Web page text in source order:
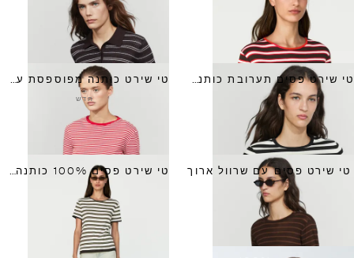
טי שירט פסים תערובת כותנה עם שרוול קצר טי שירט כותנה מפוספסת עם שרוול ארוך
חדש
טי שירט פסים עם שרוול ארוך טי שירט פסים 100% כותנה עם שרוול קצר